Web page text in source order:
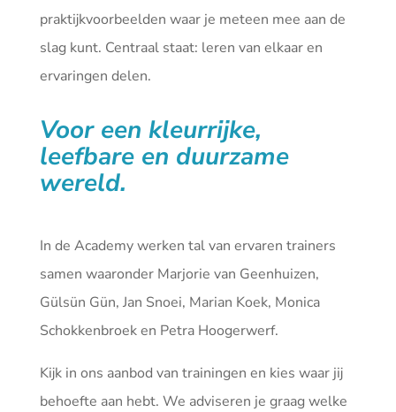
praktijkvoorbeelden waar je meteen mee aan de
slag kunt. Centraal staat: leren van elkaar en
ervaringen delen.
Voor een kleurrijke,
leefbare en duurzame
wereld.
In de Academy werken tal van ervaren trainers
samen waaronder Marjorie van Geenhuizen,
Gülsün Gün, Jan Snoei, Marian Koek, Monica
Schokkenbroek en Petra Hoogerwerf.
Kijk in ons aanbod van trainingen en kies waar jij
behoefte aan hebt. We adviseren je graag welke